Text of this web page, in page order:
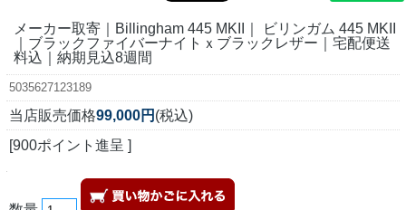
メーカー取寄｜Billingham 445 MKII｜ ビリンガム 445 MKII
｜ブラックファイバーナイトｘブラックレザー｜宅配便送
料込｜納期見込8週間
5035627123189
当店販売価格99,000円 (税込)
[900ポイント進呈 ]